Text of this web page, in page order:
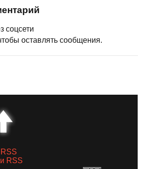
соцсети
оставлять сообщения.
RSS